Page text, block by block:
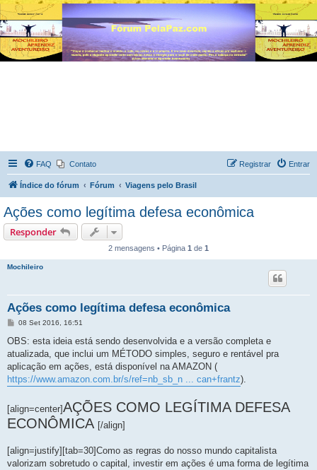
FAQ Contato Entrar
Registrar
Índice do fórum Fórum Viagens pelo Brasil
Ações como legítima defesa econômica
Responder
2 mensagens • Página 1 de 1
Mochileiro
Ações como legítima defesa econômica
M
n
a
g
m
08 Set 2016, 16:51
OBS: esta ideia está sendo desenvolvida e a versão completa e
atualizada, que inclui um MÉTODO simples, seguro e rentável pra
aplicação em ações, está disponível na AMAZON (
https://www.amazon.com.br/s/ref=nb_sb_n ... can+frantz).
[align=center]AÇÕES COMO LEGÍTIMA DEFESA
ECONÔMICA [/align]
[align=justify][tab=30]Como as regras do nosso mundo capitalista
valorizam sobretudo o capital, investir em ações é uma forma de legítima